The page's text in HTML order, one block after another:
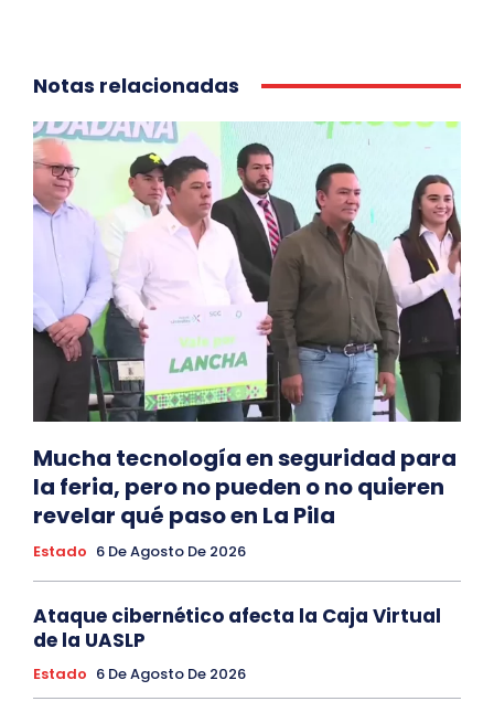
Notas relacionadas
Mucha tecnología en seguridad para
la feria, pero no pueden o no quieren
revelar qué paso en La Pila
Estado 6 De Agosto De 2026
Ataque cibernético afecta la Caja Virtual
de la UASLP
Estado 6 De Agosto De 2026